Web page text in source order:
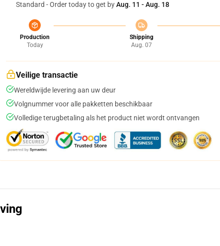
Standard - Order today to get byAug. 11 - Aug. 18
Production
Today
Shipping
Aug. 07
Veilige transactie
Wereldwijde levering aan uw deur
Volgnummer voor alle pakketten beschikbaar
Volledige terugbetaling als het product niet wordt ontvangen